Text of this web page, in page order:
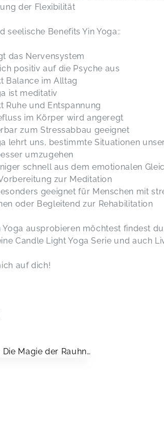
der Flexibilität
seelische Benefits Yin Yoga::
das Nervensystem
positiv auf die Psyche aus
Balance im Alltag
ist meditativ
Ruhe und Entspannung
im Körper wird angeregt
zum Stressabbau geeignet
lehrt uns, bestimmte Situationen
umzugehen
schnell aus dem emotionalen
zur Meditation
geeignet für Menschen mit
oder Begleitend zur Rehabilitation
Yoga ausprobieren möchtest findest
Candle Light Yoga Serie und auch
auf dich!
Back to Die Magie der Rauhnächte: Tradition, Rituale und Reflexion